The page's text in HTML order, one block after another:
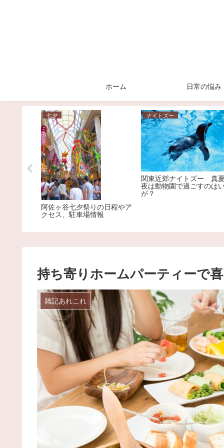
ホーム 日常の悩み
七夕
阿佐ヶ谷七夕祭りの日程やア
クセス、駐車場情報
ナイトズー
関東近郊ナイトズー 真
夜は動物園で過ごすのは
が？
持ち寄りホームパーティーで
雑記あれこれ